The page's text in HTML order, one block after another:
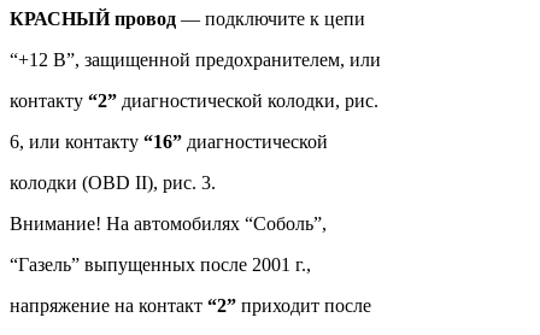
КРАСНЫЙ провод — подключите к цепи
“+12 В”, защищенной предохранителем, или
контакту “2” диагностической колодки, рис.
6, или контакту “16” диагностической
колодки (OBD II), рис. 3.
Внимание! На автомобилях “Соболь”,
“Газель” выпущенных после 2001 г.,
напряжение на контакт “2” приходит после